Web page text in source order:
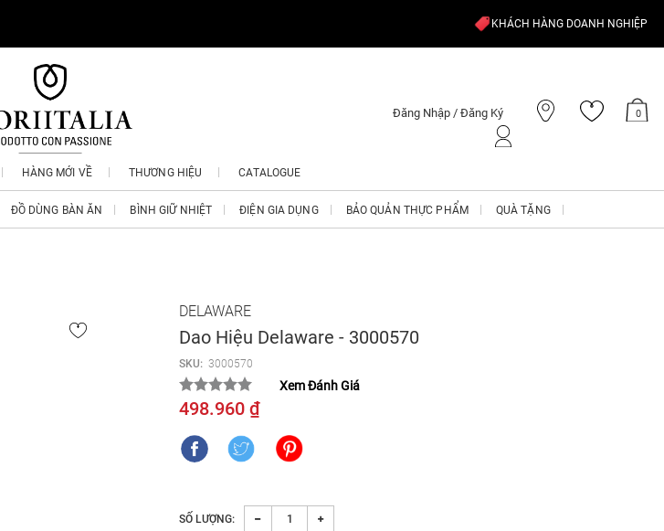
KHÁCH HÀNG DOANH NGHIỆP
Đăng Nhập / Đăng Ký 0
HÀNG MỚI VỀ THƯƠNG HIỆU CATALOGUE
ĐỒ DÙNG BÀN ĂN BÌNH GIỮ NHIỆT ĐIỆN GIA DỤNG BẢO QUẢN THỰC PHẨM QUÀ TẶNG
DELAWARE
Dao Hiệu Delaware - 3000570
SKU: 3000570
Xem Đánh Giá
498.960 ₫
SỐ LƯỢNG: